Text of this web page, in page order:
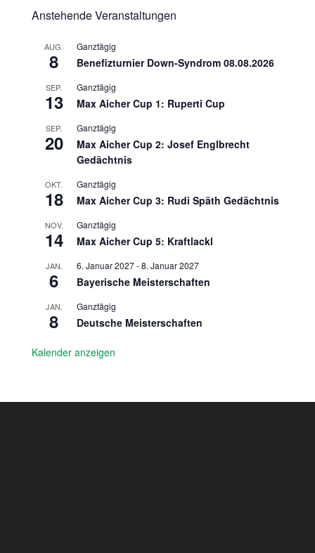
Anstehende Veranstaltungen
AUG.
8
Ganztägig
Benefizturnier Down-Syndrom 08.08.2026
SEP.
13
Ganztägig
Max Aicher Cup 1: Ruperti Cup
SEP.
20
Ganztägig
Max Aicher Cup 2: Josef Englbrecht
Gedächtnis
OKT.
18
Ganztägig
Max Aicher Cup 3: Rudi Späth Gedächtnis
NOV.
14
Ganztägig
Max Aicher Cup 5: Kraftlackl
JAN.
6
6. Januar 2027-8. Januar 2027
Bayerische Meisterschaften
JAN.
8
Ganztägig
Deutsche Meisterschaften
Kalender anzeigen